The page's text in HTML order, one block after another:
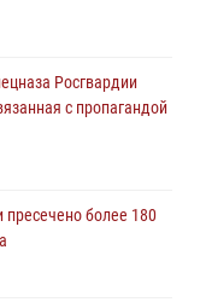
Росгвардии
с пропагандой
пресечено более 180